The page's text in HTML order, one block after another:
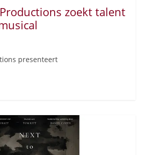
zoekt talent
presenteert